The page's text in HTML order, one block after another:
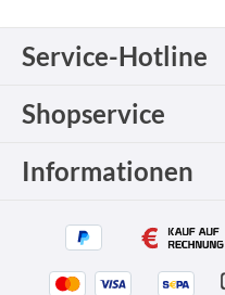
Service-Hotline
Shopservice
Informationen